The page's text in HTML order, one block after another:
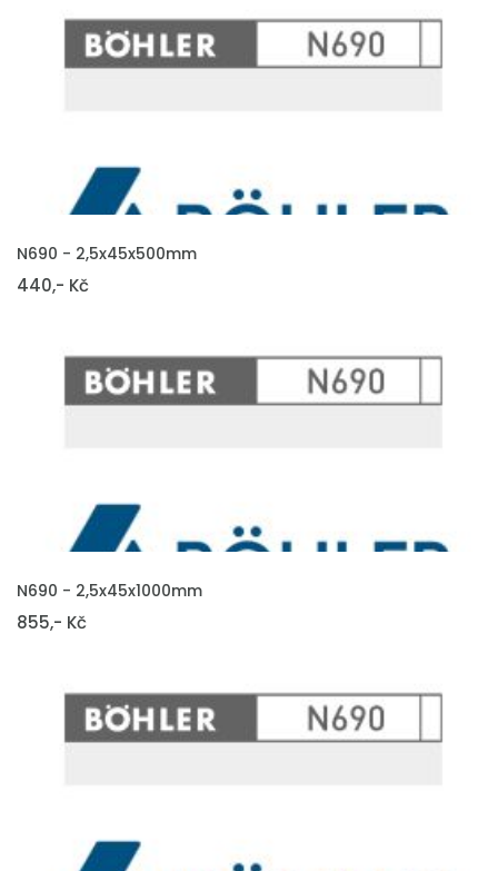
VLOŽIT DO KOŠÍKU
N690 - 2,5x45x500mm
440,- Kč
VLOŽIT DO KOŠÍKU
N690 - 2,5x45x1000mm
855,- Kč